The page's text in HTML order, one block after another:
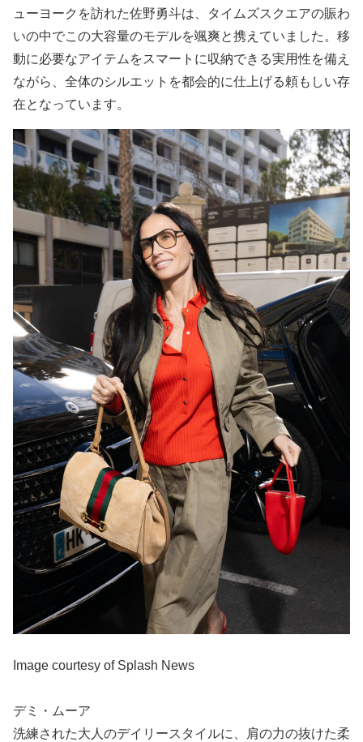
ューヨークを訪れた佐野勇斗は、タイムズスクエアの賑わ
いの中でこの大容量のモデルを颯爽と携えていました。移
動に必要なアイテムをスマートに収納できる実用性を備え
ながら、全体のシルエットを都会的に仕上げる頼もしい存
在となっています。
Image courtesy of Splash News
デミ・ムーア
洗練された大人のデイリースタイルに、肩の力の抜けた柔